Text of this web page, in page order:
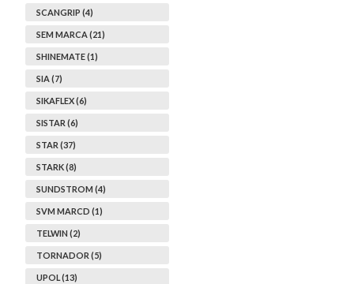
SCANGRIP (4)
SEM MARCA (21)
SHINEMATE (1)
SIA (7)
SIKAFLEX (6)
SISTAR (6)
STAR (37)
STARK (8)
SUNDSTROM (4)
SVM MARCD (1)
TELWIN (2)
TORNADOR (5)
UPOL (13)